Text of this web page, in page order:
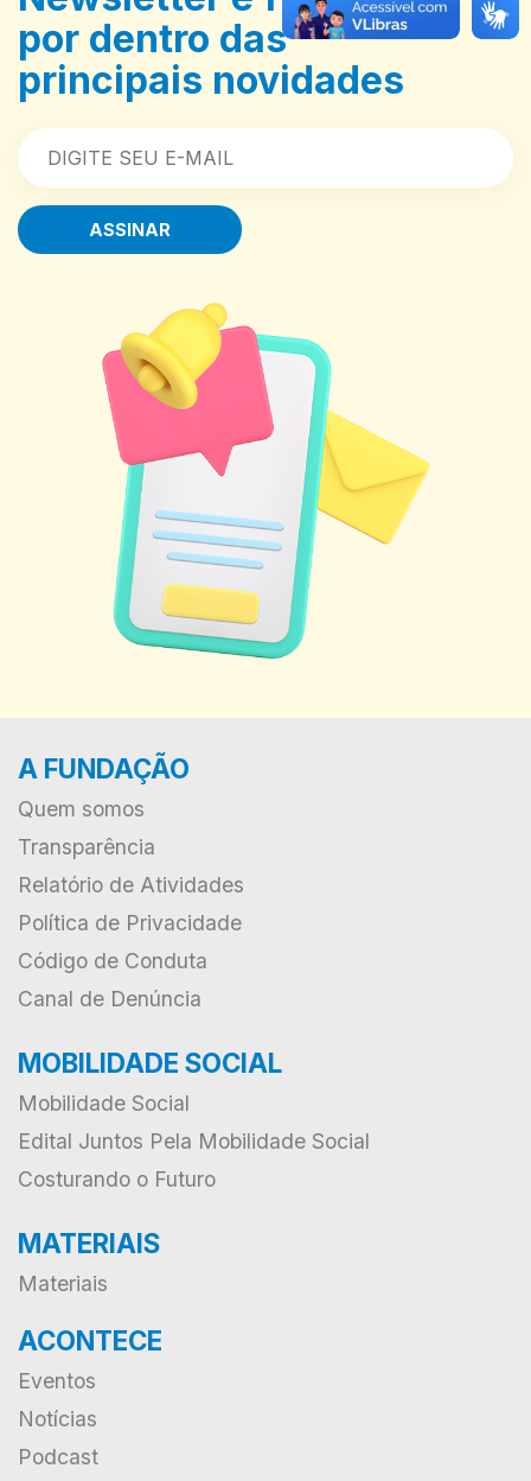
por dentro das
principais novidades
A FUNDAÇÃO
Quem somos
Transparência
Relatório de Atividades
Política de Privacidade
Código de Conduta
Canal de Denúncia
MOBILIDADE SOCIAL
Mobilidade Social
Edital Juntos Pela Mobilidade Social
Costurando o Futuro
MATERIAIS
Materiais
ACONTECE
Eventos
Notícias
Podcast